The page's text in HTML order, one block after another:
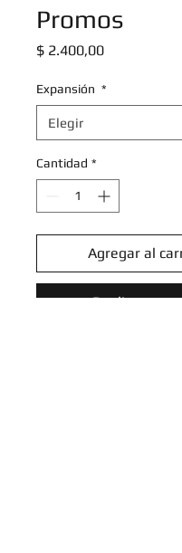
Promos
$ 2.400,00Precio
Expansión *
Cantidad *
Agregar al
Realizar